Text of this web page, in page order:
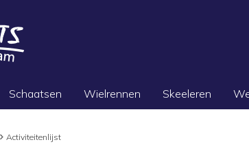
Schaatsen Wielrennen Skeeleren
Activiteitenlijst